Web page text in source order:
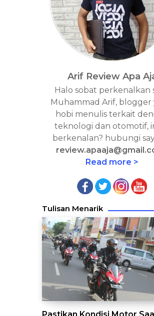
Arif Review Apa
Halo sobat perkenalkan
Muhammad Arif, blogger
hobi menulis terkait
teknologi dan otomotif,
berkenalan? hubungi
Read more >
Tulisan Menarik
Pastikan Kondisi Motor